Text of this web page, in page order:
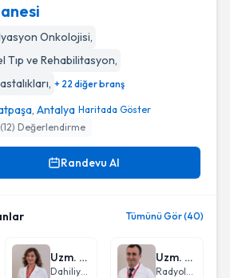
Onkolojisi,
Tıp ve Rehabilitasyon,
, + 22 diğer branş
, Antalya Haritada Göster
(12) Değerlendirme
Randevu Al
Tümünü Gör (40)
Uzm. Dr. Fadime Nurcan Alhan
Dahiliye - İç Hastalıkları
Uzm. Dr. Seçkin Osman Seyhan
Radyoloji